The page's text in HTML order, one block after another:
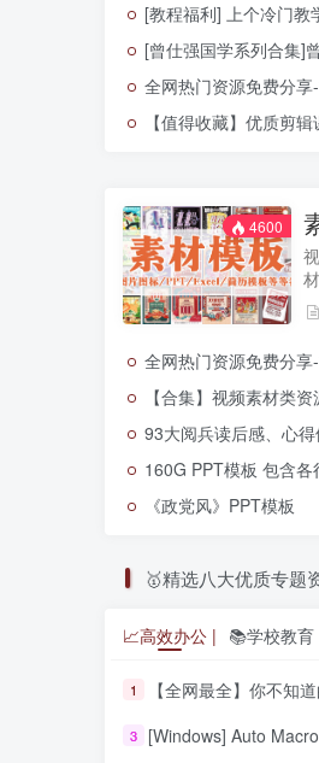
[教程福利] 上个冷门教学——飞牌教学 弹指飞针 有
[曾仕强国学系列合集]曾仕
全网热门资源免费分享-视频剪辑/AI运营/考公资料/电视
【值得收藏】优质剪辑课程！百万剪
4600
全网热门资源免费分享-视频剪辑/AI运营/考公资料/电视
【合集】视频素材类资源 解压系列,酒吧夜
93大阅兵读后感、心得体会、观后
160G PPT模板 包含各
《政党风》PPT模板
🥇精选八大优质专题
📈高效办公 | 📚学校教育
1 【全网最全】你不知
3 [Windows] Auto Macro